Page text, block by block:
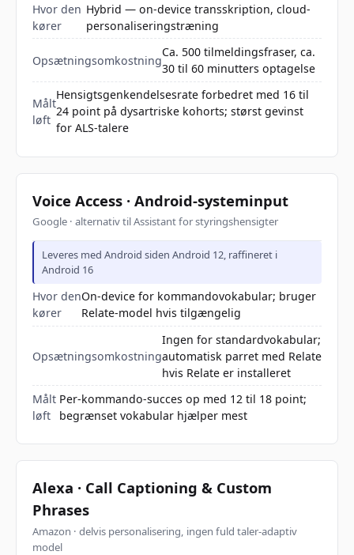
Hvor den
kører
Hybrid — on-device transskription, cloud-
personaliseringstræning
Opsætningsomkostning
Ca. 500 tilmeldingsfraser, ca.
30 til 60 minutters optagelse
Målt
løft
Hensigtsgenkendelsesr­ate forbedret med 16 til
24 point på dysartriske kohorts; størst gevinst
for ALS-talere
Voice Access · Android-systeminput
Google · alternativ til Assistant for styringshensigter
Leveres med Android siden Android 12, raffineret i
Android 16
Hvor den
kører
On-device for kommandovokabular; bruger
Relate-model hvis tilgængelig
Opsætningsomkostning
Ingen for standardvokabular;
automatisk parret med Relate
hvis Relate er installeret
Målt
løft
Per-kommando-succes op med 12 til 18 point;
begrænset vokabular hjælper mest
Alexa · Call Captioning & Custom
Phrases
Amazon · delvis personalisering, ingen fuld taler-adaptiv
model